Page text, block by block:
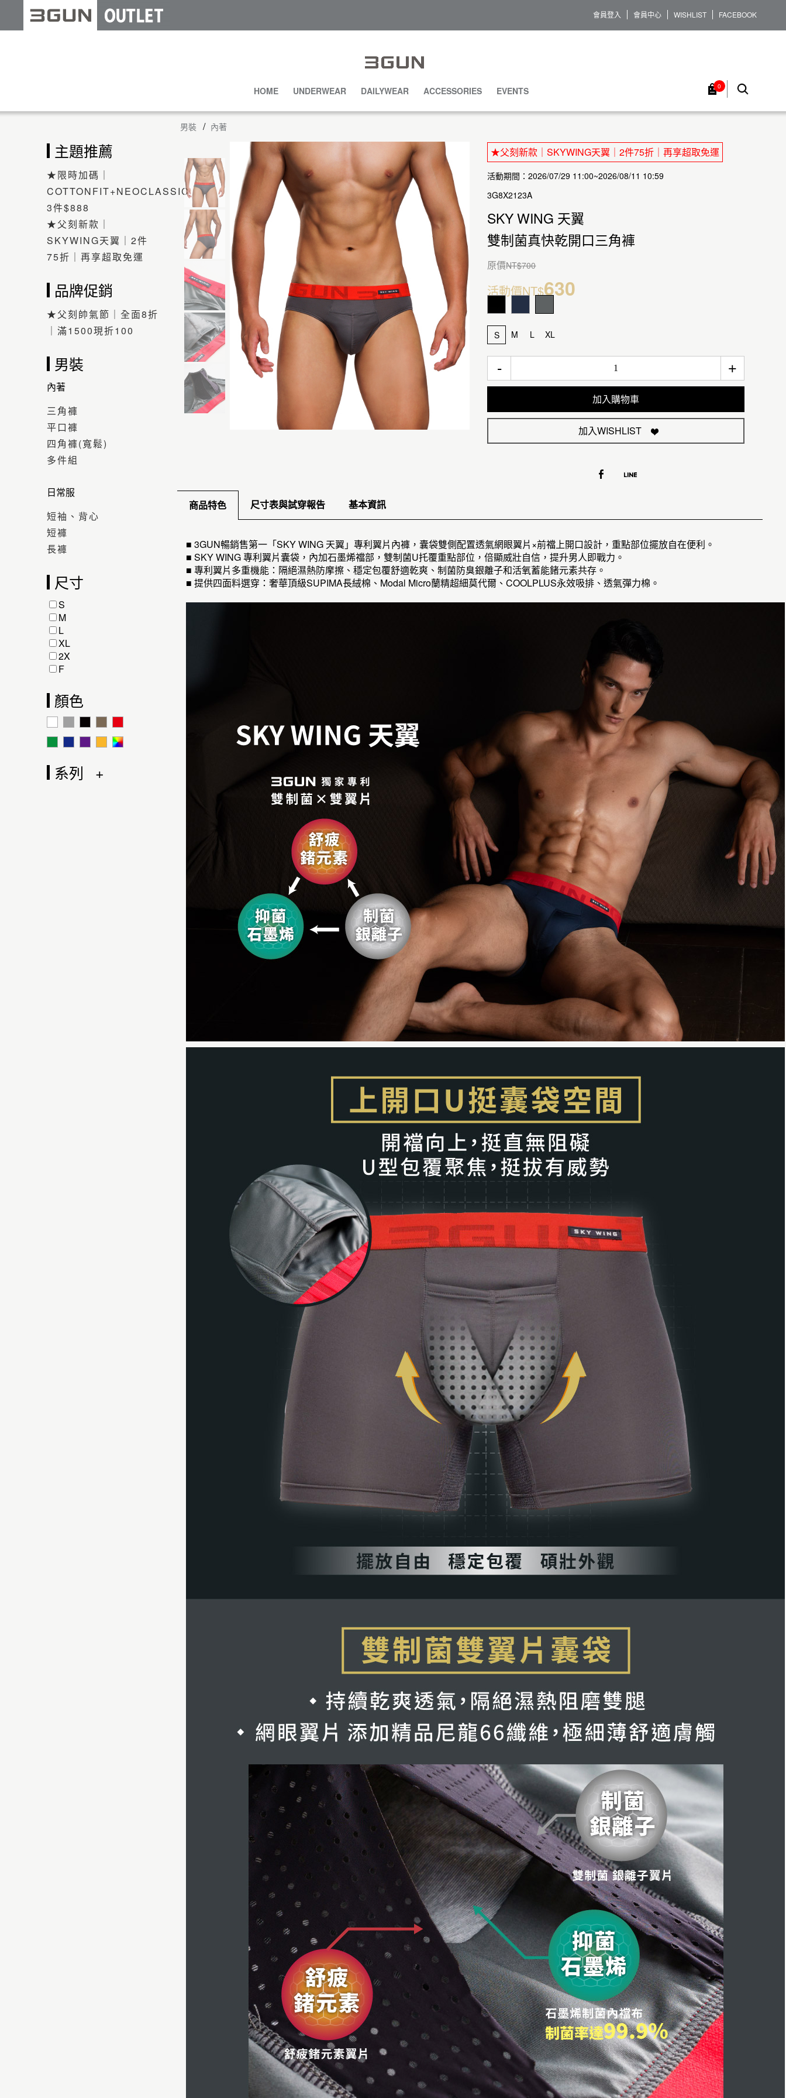
會員登入 會員中心 WISHLIST FACEBOOK
HOME UNDERWEAR DAILYWEAR ACCESSORIES EVENTS 0
主題推薦
★限時加碼｜
COTTONFIT+NEOCLASSIC
3件$888
★父刻新款｜
SKYWING天翼｜2件
75折｜再享超取免運
品牌促銷
★父刻帥氣節｜全面8折
｜滿1500現折100
男裝
內著
三角褲
平口褲
四角褲(寬鬆)
多件組
日常服
短袖、背心
短褲
長褲
尺寸
S
M
L
XL
2X
F
顏色
系列
男裝 內著
★父刻新款｜SKYWING天翼｜2件75折｜再享超取免運
活動期間：2026/07/29 11:00~2026/08/11 10:59
3G8X2123A
SKY WING 天翼
雙制菌真快乾開口三角褲
原價NT$700
活動價NT$630
S M L XL
- +
加入購物車
加入WISHLIST
商品特色 尺寸表與試穿報告 基本資訊
■ 3GUN暢銷售第一「SKY WING 天翼」專利翼片內褲，囊袋雙側配置透氣網眼翼片×前襠上開口設計，重點部位擺放自在便利。
■ SKY WING 專利翼片囊袋，內加石墨烯襠部，雙制菌U托覆重點部位，倍顯威壯自信，提升男人即戰力。
■ 專利翼片多重機能：隔絕濕熱防摩擦、穩定包覆舒適乾爽、制菌防臭銀離子和活氧蓄能鍺元素共存。
■ 提供四面料選穿：奢華頂級SUPIMA長絨棉、Modal Micro蘭精超細莫代爾、COOLPLUS永效吸排、透氣彈力棉。